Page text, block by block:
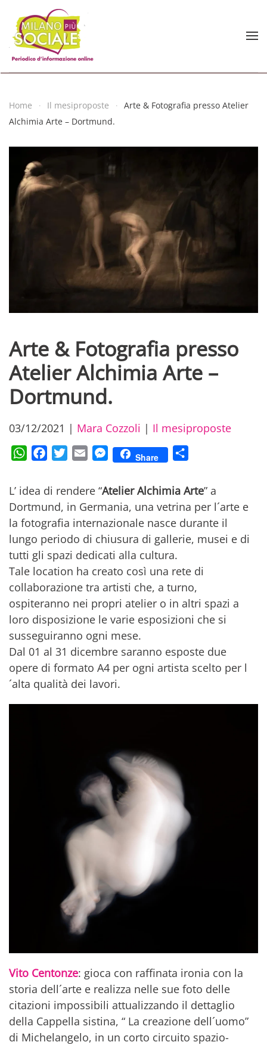
Skip to main content
Home Il mesiproposte
Arte & Fotografia presso Atelier
Alchimia Arte – Dortmund.
Arte & Fotografia presso
Atelier Alchimia Arte –
Dortmund.
03/12/2021 | Mara Cozzoli | Il mesiproposte
WhatsAppFacebookTwitterEmail Messenger
Share
L’ idea di rendere “Atelier Alchimia Arte” a
Dortmund, in Germania, una vetrina per l´arte e
la fotografia internazionale nasce durante il
lungo periodo di chiusura di gallerie, musei e di
tutti gli spazi dedicati alla cultura.
Tale location ha creato così una rete di
collaborazione tra artisti che, a turno,
ospiteranno nei propri atelier o in altri spazi a
loro disposizione le varie esposizioni che si
susseguiranno ogni mese.
Dal 01 al 31 dicembre saranno esposte due
opere di formato A4 per ogni artista scelto per l
´alta qualità dei lavori.
Vito Centonze: gioca con raffinata ironia con la
storia dell´arte e realizza nelle sue foto delle
citazioni impossibili attualizzando il dettaglio
della Cappella sistina, “ La creazione dell´uomo”
di Michelangelo, in un corto circuito spazio-